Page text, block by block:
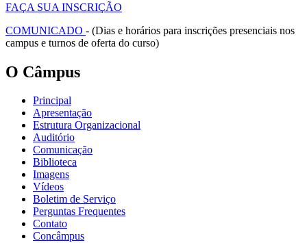
FAÇA SUA INSCRIÇÃO
COMUNICADO - (Dias e horários para inscrições presenciais nos
campus e turnos de oferta do curso)
O Câmpus
Principal
Apresentação
Estrutura Organizacional
Auditório
Comunicação
Biblioteca
Imagens
Vídeos
Boletim de Serviço
Perguntas Frequentes
Contato
Concâmpus